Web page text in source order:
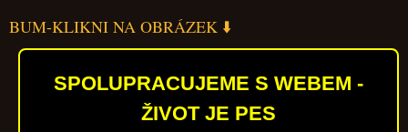
BUM-KLIKNI NA OBRÁZEK ⬇️
SPOLUPRACUJEME S WEBEM -
ŽIVOT JE PES